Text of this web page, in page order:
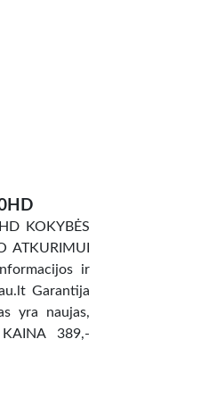
KOKYBĖS
ATKURIMUI
ir
Garantija
yra naujas,
389,-